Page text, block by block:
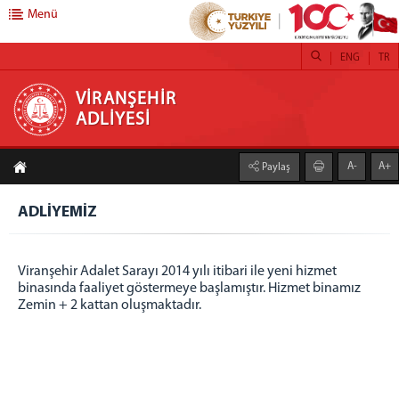
VİRANŞEHİR ADLİYESİ
ANA SAYFA
BAŞSAVCILIK
CUMHURİYET BAŞSAVCISI
CUMHURİYET SAVCILARI
SAVCILIK YAZI İŞLERİ MÜDÜRLÜĞÜ
İCRA MÜDÜRLÜĞÜ
Menü
VİRANŞEHİR
ADLİYESİ
TR
ENG
Paylaş A- A+
ADLİYEMİZ
Viranşehir Adalet Sarayı 2014 yılı itibari ile yeni hizmet
binasında faaliyet göstermeye başlamıştır. Hizmet binamız
Zemin + 2 kattan oluşmaktadır.